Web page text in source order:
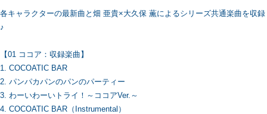
各キャラクターの最新曲と畑 亜貴×大久保 薫によるシリーズ共通楽曲を収録
♪
【01 ココア：収録楽曲】
1. COCOATIC BAR
2. パンパカパンのパンのパーティー
3. わーいわーいトライ！～ココアVer.～
4. COCOATIC BAR（Instrumental）